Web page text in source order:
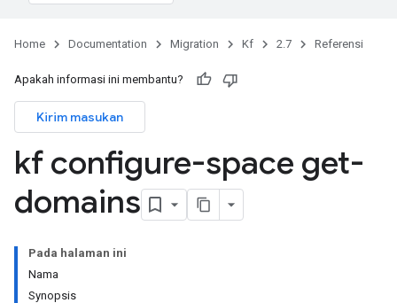
Home Documentation Migration Kf 2.7 Referensi
Apakah informasi ini membantu?
Kirim masukan
kf configure-space get-
domains
Pada halaman ini
Nama
Synopsis